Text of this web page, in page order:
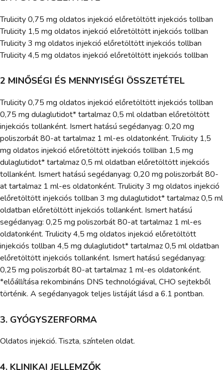
Trulicity 0,75 mg oldatos injekció előretöltött injekciós tollban
Trulicity 1,5 mg oldatos injekció előretöltött injekciós tollban
Trulicity 3 mg oldatos injekció előretöltött injekciós tollban
Trulicity 4,5 mg oldatos injekció előretöltött injekciós tollban
2 MINŐSÉGI ÉS MENNYISÉGI ÖSSZETÉTEL
Trulicity 0,75 mg oldatos injekció előretöltött injekciós tollban
0,75 mg dulaglutidot* tartalmaz 0,5 ml oldatban előretöltött
injekciós tollanként. Ismert hatású segédanyag: 0,20 mg
poliszorbát 80-at tartalmaz 1 ml-es oldatonként. Trulicity 1,5
mg oldatos injekció előretöltött injekciós tollban 1,5 mg
dulaglutidot* tartalmaz 0,5 ml oldatban előretöltött injekciós
tollanként. Ismert hatású segédanyag: 0,20 mg poliszorbát 80-
at tartalmaz 1 ml-es oldatonként. Trulicity 3 mg oldatos injekció
előretöltött injekciós tollban 3 mg dulaglutidot* tartalmaz 0,5 ml
oldatban előretöltött injekciós tollanként. Ismert hatású
segédanyag: 0,25 mg poliszorbát 80-at tartalmaz 1 ml-es
oldatonként. Trulicity 4,5 mg oldatos injekció előretöltött
injekciós tollban 4,5 mg dulaglutidot* tartalmaz 0,5 ml oldatban
előretöltött injekciós tollanként. Ismert hatású segédanyag:
0,25 mg poliszorbát 80-at tartalmaz 1 ml-es oldatonként.
*előállítása rekombináns DNS technológiával, CHO sejtekből
történik. A segédanyagok teljes listáját lásd a 6.1 pontban.
3. GYÓGYSZERFORMA
Oldatos injekció. Tiszta, színtelen oldat.
4. KLINIKAI JELLEMZŐK